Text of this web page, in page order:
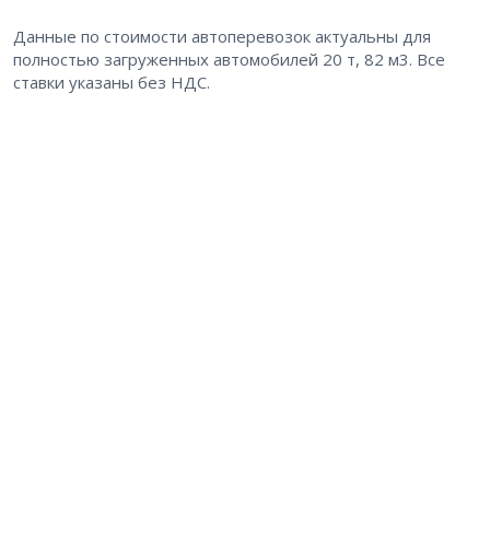
Данные по стоимости автоперевозок актуальны для
полностью загруженных автомобилей 20 т, 82 м3. Все
ставки указаны без НДС.